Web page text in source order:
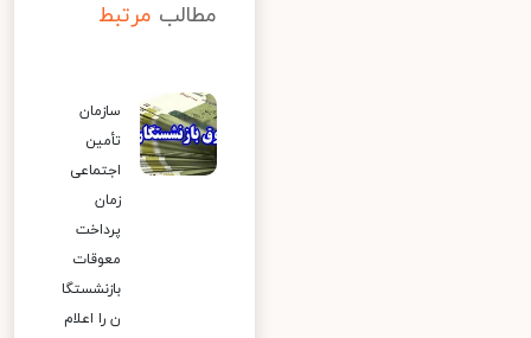
مطالب مرتبط
سازمان
تأمین
اجتماعی
زمان
پرداخت
معوقات
بازنشستگا
ن را اعلام